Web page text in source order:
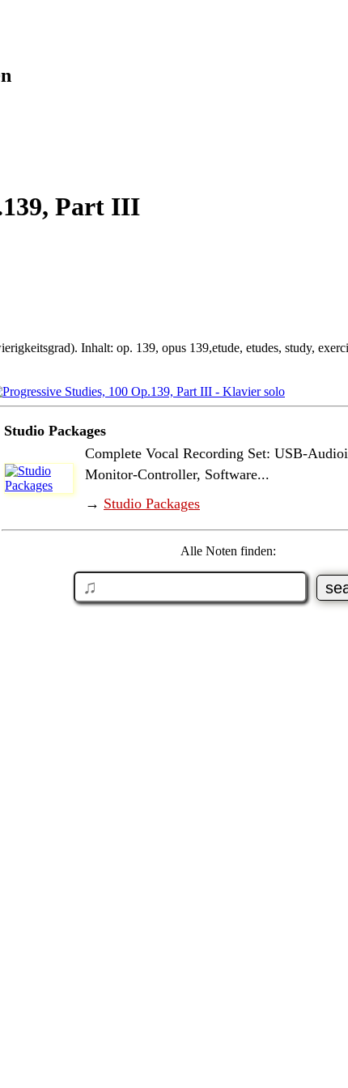
Part III
Inhalt: op. 139, opus 139,etude, etudes, study,
Studio Packages
Complete Vocal Recording Set: USB-
Monitor-Controller, Software...
→ Studio Packages
Alle Noten finden: